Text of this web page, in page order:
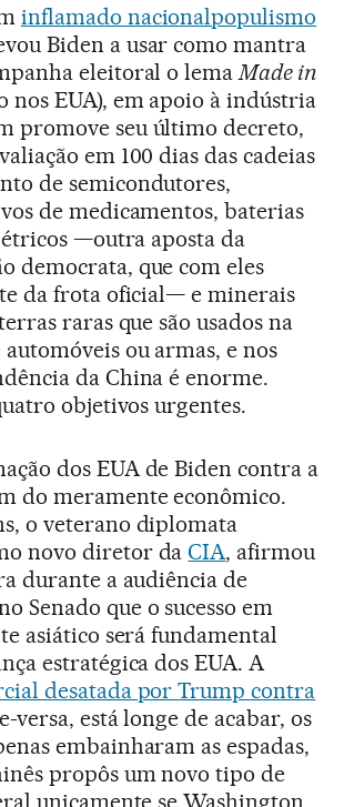
inflamado nacionalpopulismo
Biden a usar como mantra
eleitoral o lema Made in
nos EUA), em apoio à indústria
promove seu último decreto,
em 100 dias das cadeias
de semicondutores,
de medicamentos, baterias
—outra aposta da
democrata, que com eles
da frota oficial— e minerais
raras que são usados na
ou armas, e nos
da China é enorme.
objetivos urgentes.
dos EUA de Biden contra a
do meramente econômico.
o veterano diplomata
novo diretor daCIA, afirmou
durante a audiência de
Senado que o sucesso em
asiático será fundamental
estratégica dos EUA. A
desatada por Trump contra
versa, está longe de acabar, os
embainharam as espadas,
propôs um novo tipo de
unicamente se Washington